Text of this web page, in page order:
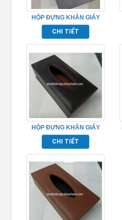
HỘP ĐỰNG KHĂN GIẤY
HÌNH CHỮ NHẬT
CHI TIẾT
HỘP ĐỰNG KHĂN GIẤY
BẰNG DA – TP102
CHI TIẾT